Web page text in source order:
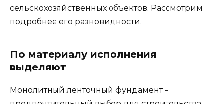
сельскохозяйственных объектов. Рассмотрим
подробнее его разновидности.
По материалу исполнения
выделяют
Монолитный ленточный фундамент –